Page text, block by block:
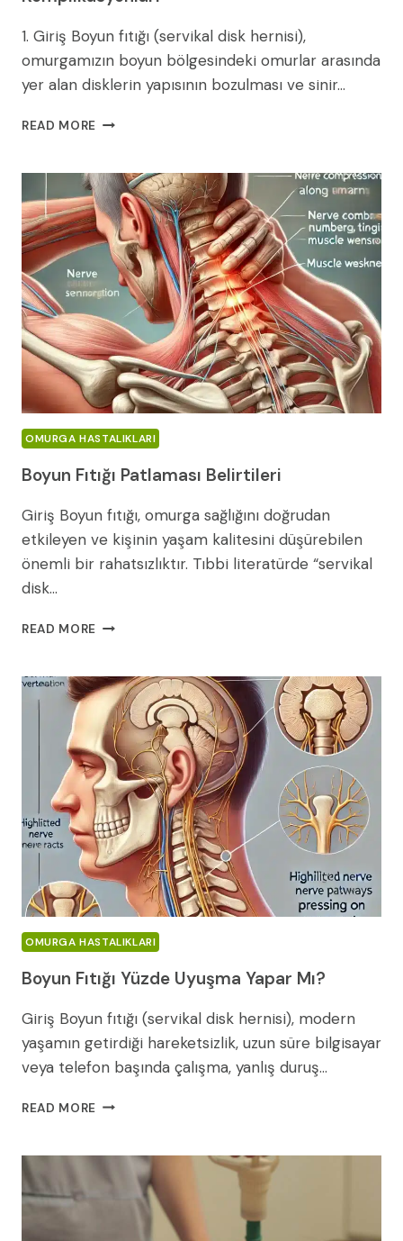
1. Giriş Boyun fıtığı (servikal disk hernisi),
omurgamızın boyun bölgesindeki omurlar arasında
yer alan disklerin yapısının bozulması ve sinir…
READ MORE BOYUN
RISKLERI
VE
KOMPLIKASYONLARI
OMURGA HASTALIKLARI
Boyun Fıtığı Patlaması Belirtileri
Giriş Boyun fıtığı, omurga sağlığını doğrudan
etkileyen ve kişinin yaşam kalitesini düşürebilen
önemli bir rahatsızlıktır. Tıbbi literatürde “servikal
disk…
READ MORE BOYUN
BELIRTILERI
OMURGA HASTALIKLARI
Boyun Fıtığı Yüzde Uyuşma Yapar Mı?
Giriş Boyun fıtığı (servikal disk hernisi), modern
yaşamın getirdiği hareketsizlik, uzun süre bilgisayar
veya telefon başında çalışma, yanlış duruş…
READ MORE BOYUN
UYUŞMA
YAPAR